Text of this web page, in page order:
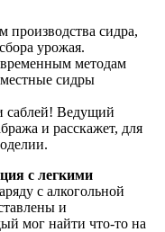
производства сидра,
урожая.
методам
сидры
саблей! Ведущий
и расскажет, для
с легкими
с алкогольной
и
мог найти что-то на